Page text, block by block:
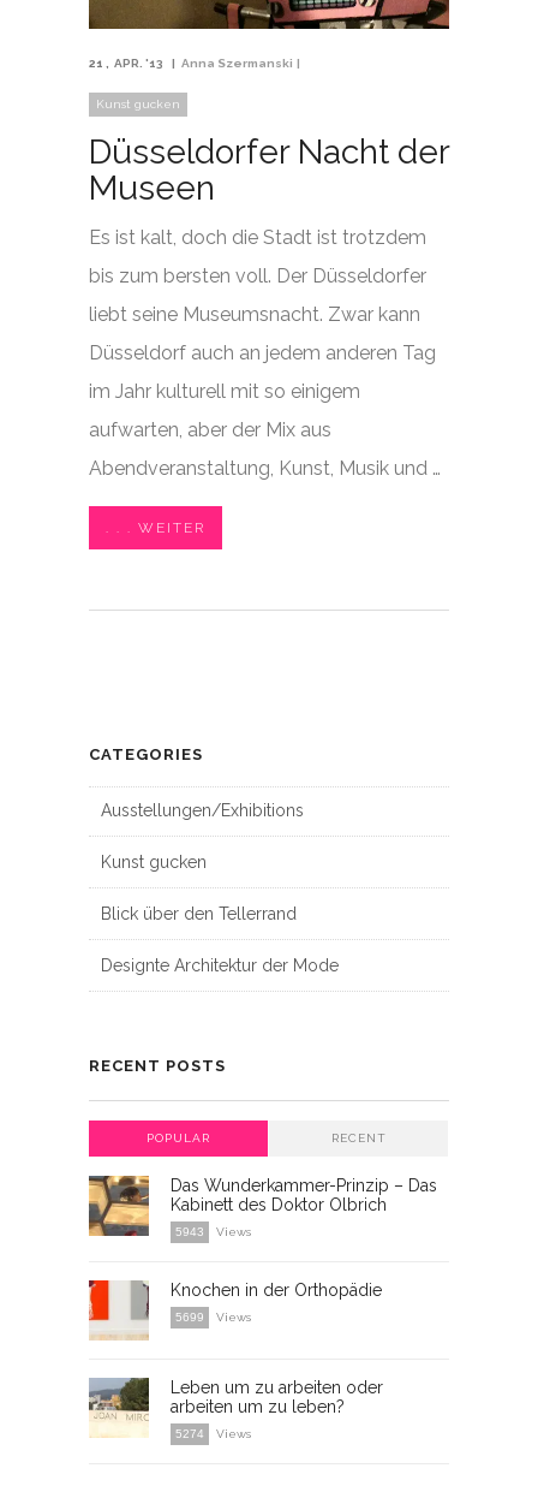
21 APR. '13 Anna Szermanski
Kunst gucken
Düsseldorfer Nacht der
Museen
Es ist kalt, doch die Stadt ist trotzdem
bis zum bersten voll. Der Düsseldorfer
liebt seine Museumsnacht. Zwar kann
Düsseldorf auch an jedem anderen Tag
im Jahr kulturell mit so einigem
aufwarten, aber der Mix aus
Abendveranstaltung, Kunst, Musik und …
. . . WEITER
CATEGORIES
Ausstellungen/Exhibitions
Kunst gucken
Blick über den Tellerrand
Designte Architektur der Mode
RECENT POSTS
POPULAR RECENT
Das Wunderkammer-Prinzip – Das
Kabinett des Doktor Olbrich
5943 Views
Knochen in der Orthopädie
5699 Views
Leben um zu arbeiten oder
arbeiten um zu leben?
5274 Views